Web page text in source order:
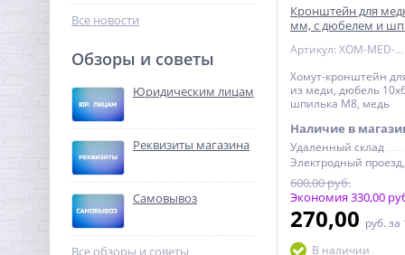
233,92
Муфта редукция 1"1/4 x 1"
(ВР) латунь UNI-FITT
Все новости
Обзоры и советы
Юридическим лицам
Реквизиты магазина
Самовывоз
Все обзоры и советы
Кронштейн для
мм, с дюбелем и
Артикул: XOM-MED-22
Хомут-кронштейн
из меди, дюбель
шпилька М8, медь
Наличие в
Удаленный склад
600,00 руб.
Экономия 330,00
270,00 руб. за
В наличии